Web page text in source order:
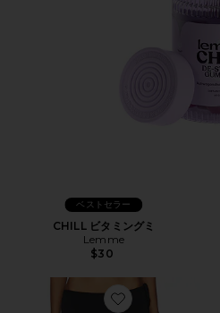
ベストセラー
CHILL ビタミングミ
Lemme
$30
Favorite SHARNI ミ